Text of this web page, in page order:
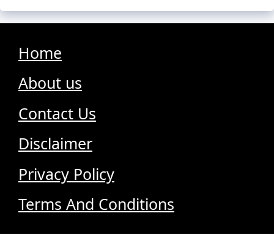
Home
About us
Contact Us
Disclaimer
Privacy Policy
Terms And Conditions